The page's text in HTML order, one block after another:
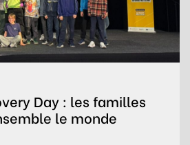
Day : les familles
le monde